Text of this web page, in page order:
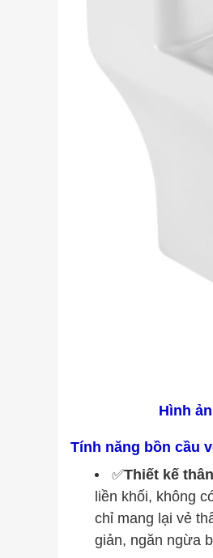
Hình
Tính năng bồn cầu
✅Thiết kế
liền khối, không
chỉ mang lại vẻ
giản, ngăn ngừa